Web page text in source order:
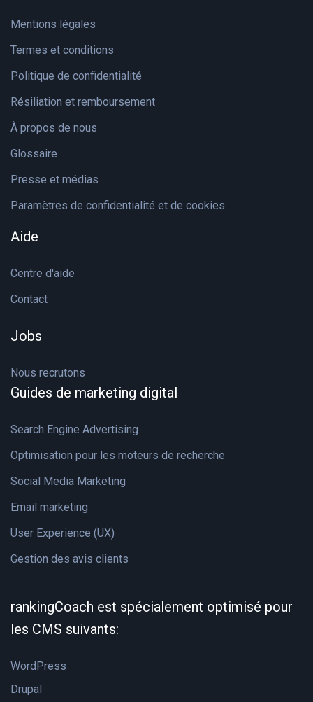
Mentions légales
Termes et conditions
Politique de confidentialité
Résiliation et remboursement
À propos de nous
Glossaire
Presse et médias
Paramètres de confidentialité et de cookies
Aide
Centre d'aide
Contact
Jobs
Nous recrutons
Guides de marketing digital
Search Engine Advertising
Optimisation pour les moteurs de recherche
Social Media Marketing
Email marketing
User Experience (UX)
Gestion des avis clients
rankingCoach est spécialement optimisé pour
les CMS suivants:
WordPress
Drupal